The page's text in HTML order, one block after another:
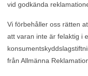
vid godkända
Vi förbehåller oss rätten
att varan inte är felaktig i
från Allmänna